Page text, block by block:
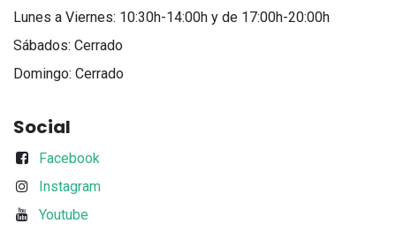
Lunes a Viernes: 10:30h-14:00h y de 17:00h-20:00h
Sábados: Cerrado
Domingo: Cerrado
Social
Facebook
Instagram
Youtube